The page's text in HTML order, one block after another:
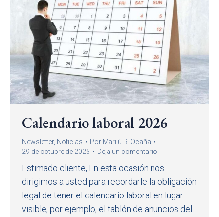
Calendario laboral 2026
Newsletter, Noticias Por Marilú R. Ocaña
29 de octubre de 2025
Deja un comentario
Estimado cliente, En esta ocasión nos
dirigimos a usted para recordarle la obligación
legal de tener el calendario laboral en lugar
visible, por ejemplo, el tablón de anuncios del